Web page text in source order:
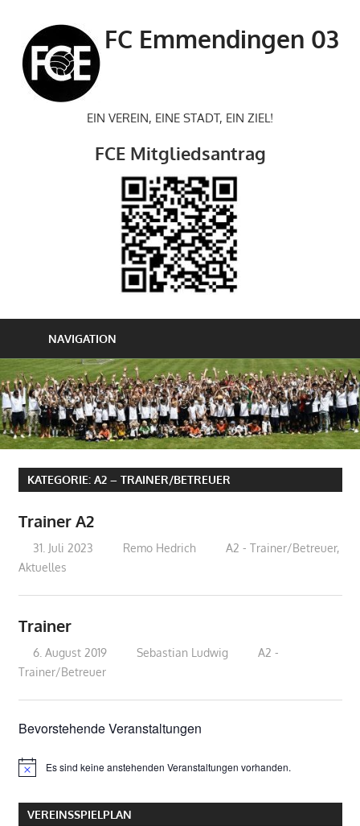
springen
FC Emmendingen 03
EIN VEREIN, EINE STADT, EIN ZIEL!
FCE Mitgliedsantrag
NAVIGATION
KATEGORIE: A2 – TRAINER/BETREUER
Trainer A2
31. Juli 2023 Remo Hedrich A2 - Trainer/Betreuer,
Aktuelles
Trainer
6. August 2019 Sebastian Ludwig
A2 -
Trainer/Betreuer
Bevorstehende Veranstaltungen
HinweisEs sind keine anstehenden Veranstaltungen vorhanden.
VEREINSSPIELPLAN